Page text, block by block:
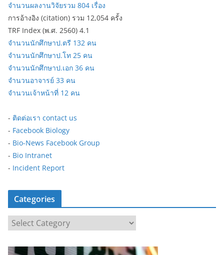
จำนวนผลงานวิจัยรวม 804 เรื่อง
การอ้างอิง (citation) รวม 12,054 ครั้ง
TRF Index (พ.ศ. 2560) 4.1
จำนวนนักศึกษาป.ตรี 132 คน
จำนวนนักศึกษาป.โท 25 คน
จำนวนนักศึกษาป.เอก 36 คน
จำนวนอาจารย์ 33 คน
จำนวนเจ้าหน้าที่ 12 คน
- ติดต่อเรา contact us
- Facebook Biology
- Bio-News Facebook Group
- Bio Intranet
- Incident Report
Categories
t